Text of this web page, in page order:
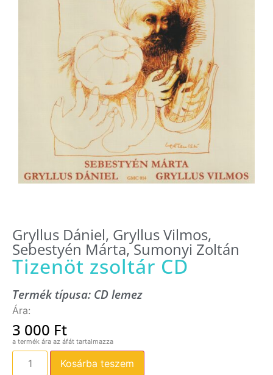
Gryllus Dániel, Gryllus Vilmos,
Sebestyén Márta,Sumonyi Zoltán
Tizenöt zsoltár CD
Termék típusa: CD lemez
3 000 Ft
Kosárba teszem